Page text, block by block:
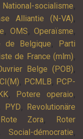
National-socialisme,
Alliantie (N-VA),
,OMS,Operaïsme,
de Belgique,
Parti
de France (mlm),
Belge (POB),
, PCMLB, PCP-
, Potere operaio,
PYD,
Revolutionäre
Rote Zora,
Roter
, Social-démocratie,